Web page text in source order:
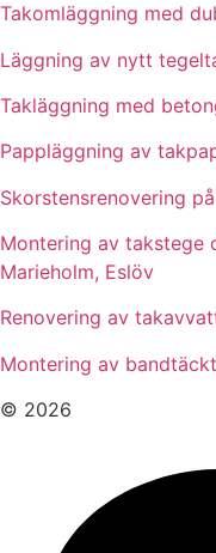
Takomläggning med
Läggning av nytt
Takläggning med
Pappläggning av
Skorstensrenovering
Montering av takstege
Marieholm, Eslöv
Renovering av
Montering av
© 2026